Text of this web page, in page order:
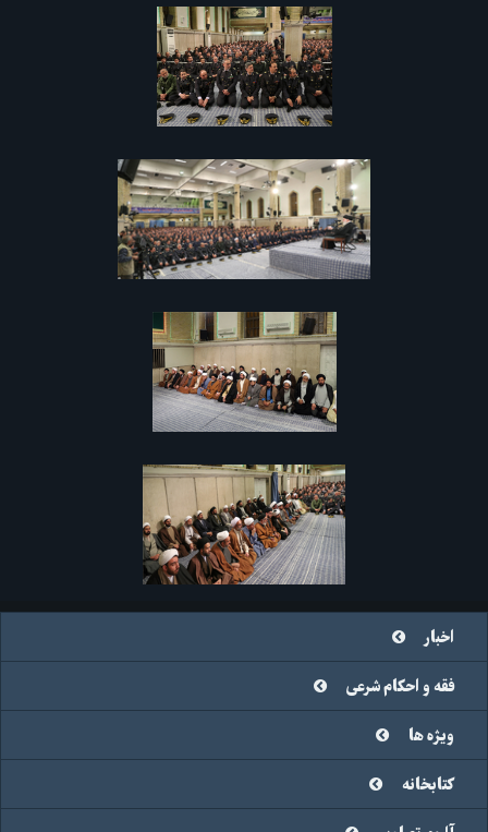
اخبار
فقه و احکام شرعی
ویژه ها
کتابخانه